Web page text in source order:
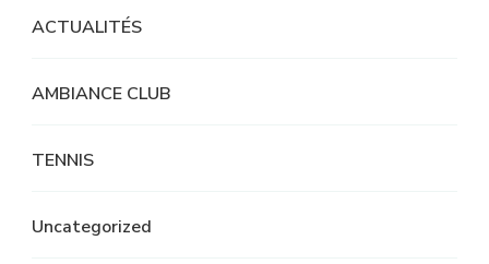
ACTUALITÉS
AMBIANCE CLUB
TENNIS
Uncategorized